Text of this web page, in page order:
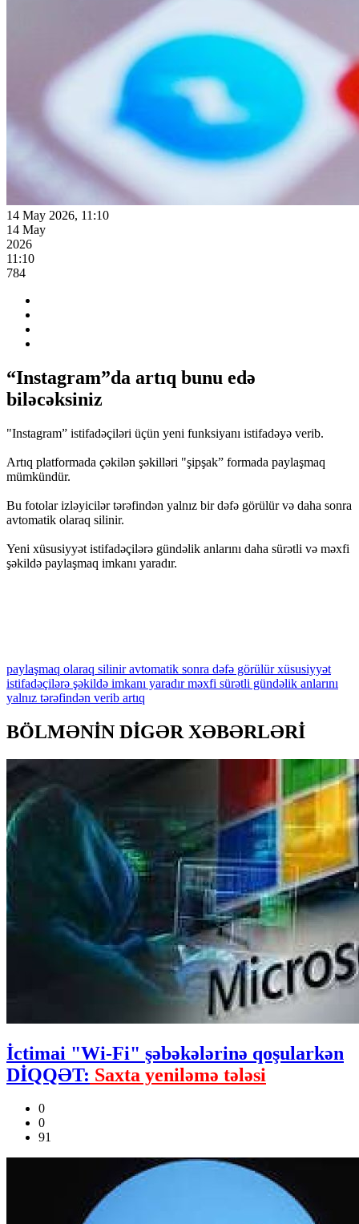
14 May 2026, 11:10
14 May
2026
11:10
784
“Instagram”da artıq bunu edə
biləcəksiniz
"Instagram” istifadəçiləri üçün yeni funksiyanı istifadəyə verib.
Artıq platformada çəkilən şəkilləri "şipşak” formada paylaşmaq
mümkündür.
Bu fotolar izləyicilər tərəfindən yalnız bir dəfə görülür və daha sonra
avtomatik olaraq silinir.
Yeni xüsusiyyət istifadəçilərə gündəlik anlarını daha sürətli və məxfi
şəkildə paylaşmaq imkanı yaradır.
paylaşmaq olaraq siliniravtomatik sonra dəfə görülürxüsusiyyət
istifadəçilərə şəkildə imkanı yaradırməxfi sürətli gündəlik anlarını
yalnız tərəfindən verib artıq
BÖLMƏNİN DİGƏR XƏBƏRLƏRİ
İctimai "Wi-Fi" şəbəkələrinə qoşularkən
DİQQƏT: Saxta yeniləmə tələsi
0
0
91